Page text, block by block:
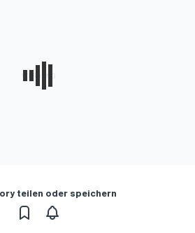
teilen oder speichern